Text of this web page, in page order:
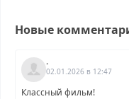
Новые
.
02.01.2026 в 12:47
Классный фильм!